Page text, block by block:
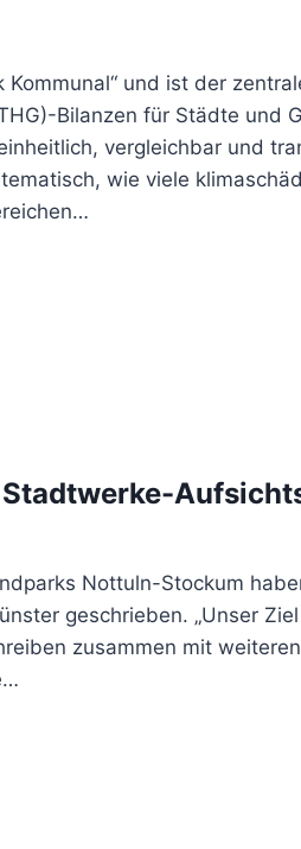
Kommunal“ und ist der
Bilanzen für Städte und
vergleichbar und
wie viele
Nottuln-Stockum
geschrieben. „Unser
zusammen mit